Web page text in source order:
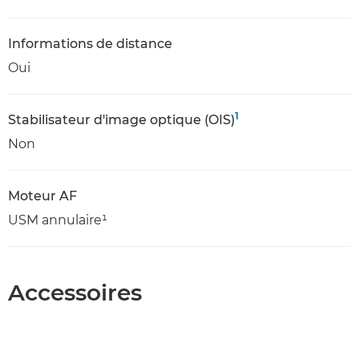
Informations de distance
Oui
Stabilisateur d'image optique (OIS)1
Non
Moteur AF
USM annulaire¹
Accessoires